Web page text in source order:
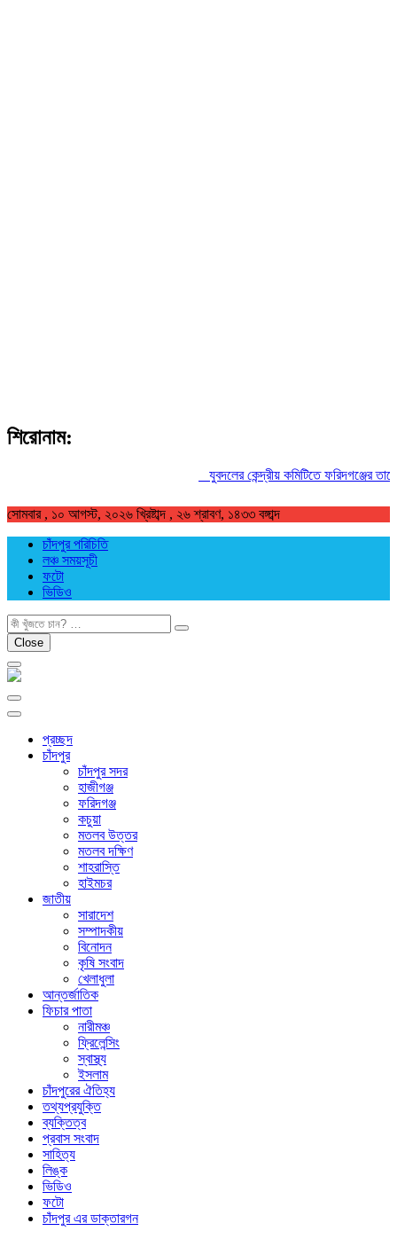
শিরোনাম:
যুবদলের কেন্দ্রীয় কমিটিতে ফরিদগঞ্জের
সোমবার , ১০ আগস্ট, ২০২৬ খ্রিষ্টাব্দ , ২৬ শ্রাবণ, ১৪৩৩ বঙ্গাব্দ
চাঁদপুর পরিচিতি
লঞ্চ সময়সূচী
ফটো
ভিডিও
খুজুন
Close
প্রচ্ছদ
চাঁদপুর
চাঁদপুর সদর
হাজীগঞ্জ
ফরিদগঞ্জ
কচুয়া
মতলব উত্তর
মতলব দক্ষিণ
শাহরাস্তি
হাইমচর
জাতীয়
সারাদেশ
সম্পাদকীয়
বিনোদন
কৃষি সংবাদ
খেলাধুলা
আন্তর্জাতিক
ফিচার পাতা
নারীমঞ্চ
ফ্রিলেন্সিং
স্বাস্থ্য
ইসলাম
চাঁদপুরের ঐতিহ্য
তথ্যপ্রযুক্তি
ব্যক্তিত্ব
প্রবাস সংবাদ
সাহিত্য
লিঙ্ক
ভিডিও
ফটো
চাঁদপুর এর ডাক্তারগন